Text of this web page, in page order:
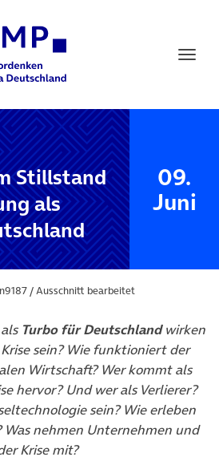
Stillstand
als
09.
Juni
/ Ausschnitt bearbeitet
Turbo für Deutschlandwirken
sein? Wie funktioniert der
Wirtschaft? Wer kommt als
hervor? Und wer als Verlierer?
sein? Wie erleben
Was nehmen Unternehmen und
Krise mit?